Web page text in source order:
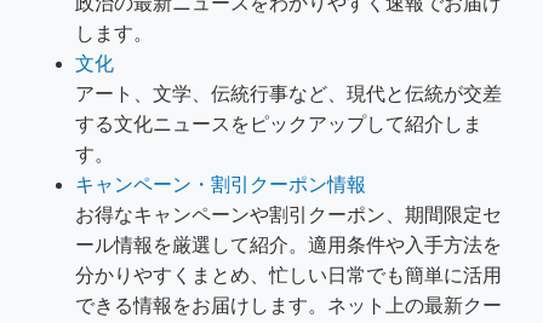
します。
文化
アート、文学、伝統行事など、現代と伝統が交差
する文化ニュースをピックアップして紹介しま
す。
キャンペーン・割引クーポン情報
お得なキャンペーンや割引クーポン、期間限定セ
ール情報を厳選して紹介。適用条件や入手方法を
分かりやすくまとめ、忙しい日常でも簡単に活用
できる情報をお届けします。ネット上の最新クー